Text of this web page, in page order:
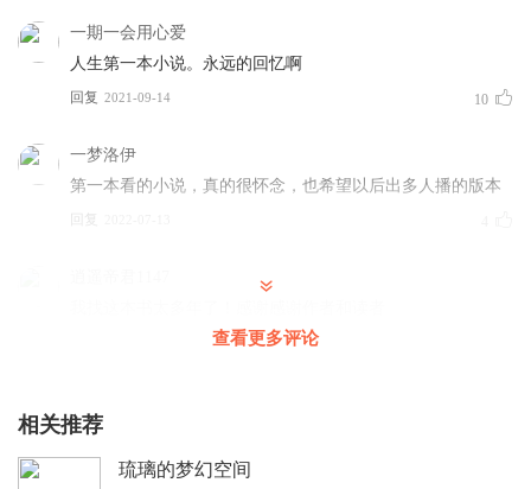
一期一会用心爱
人生第一本小说。永远的回忆啊
回复 2021-09-14 10
一梦洛伊
第一本看的小说，真的很怀念，也希望以后出多人播的版本
回复
回忆回忆回忆回忆回忆
2022-06-13
查看更多评论
相关推荐
琉璃的梦幻空间